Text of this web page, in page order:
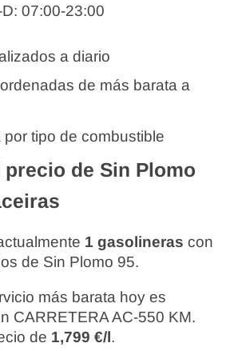
07:00-23:00
a diario
de más barata a
por tipo de combustible
de Sin Plomo
1 gasolineras con
de Sin Plomo 95.
más barata hoy es
CARRETERA AC-550 KM.
de 1,799 €/l.